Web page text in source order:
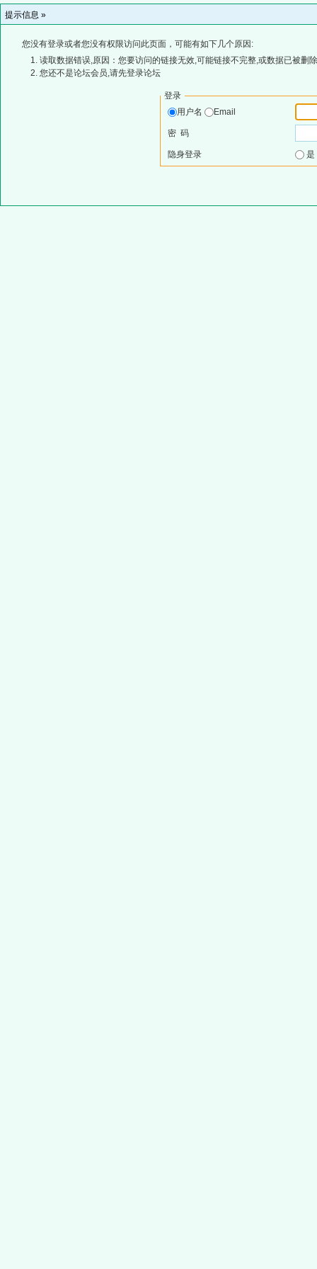
提示信息 »
您没有登录或者您没有权限访问此页面，可能有如下几个原因:
读取数据错误,原因：您要访问的链接无效,可能链接不完整,或数据已被删
您还不是论坛会员,请先登录论坛
登录
用户名
Email
密 码
隐身登录